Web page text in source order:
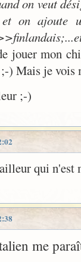
on veut
on ajoute
jouer mon
) Mais je vois
;-)
qui n'est
me